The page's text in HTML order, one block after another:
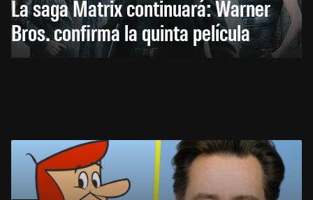
La saga Matrix continuará: Warner
Bros. confirma la quinta película